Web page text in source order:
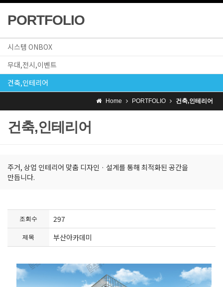
PORTFOLIO
시스템 ONBOX
무대,전시,이벤트
건축,인테리어
Home PORTFOLIO 건축,인테리어
건축,인테리어
주거, 상업 인테리어 맞춤 디자인 · 설계를 통해 최적화된 공간을
만듭니다.
조회수 297
제목 부산아카데미